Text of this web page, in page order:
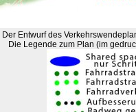
Der Entwurf des
Die Legende zum Plan (im